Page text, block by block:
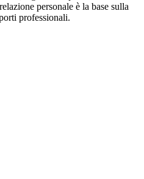
personale è la base sulla
professionali.